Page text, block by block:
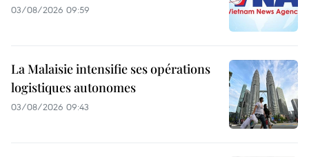
03/08/2026 09:59
La Malaisie intensifie ses opérations
logistiques autonomes
03/08/2026 09:43